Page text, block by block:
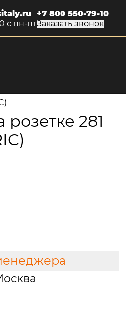
с пн-пт
+7 800 550-79-10
Заказать звонок
281